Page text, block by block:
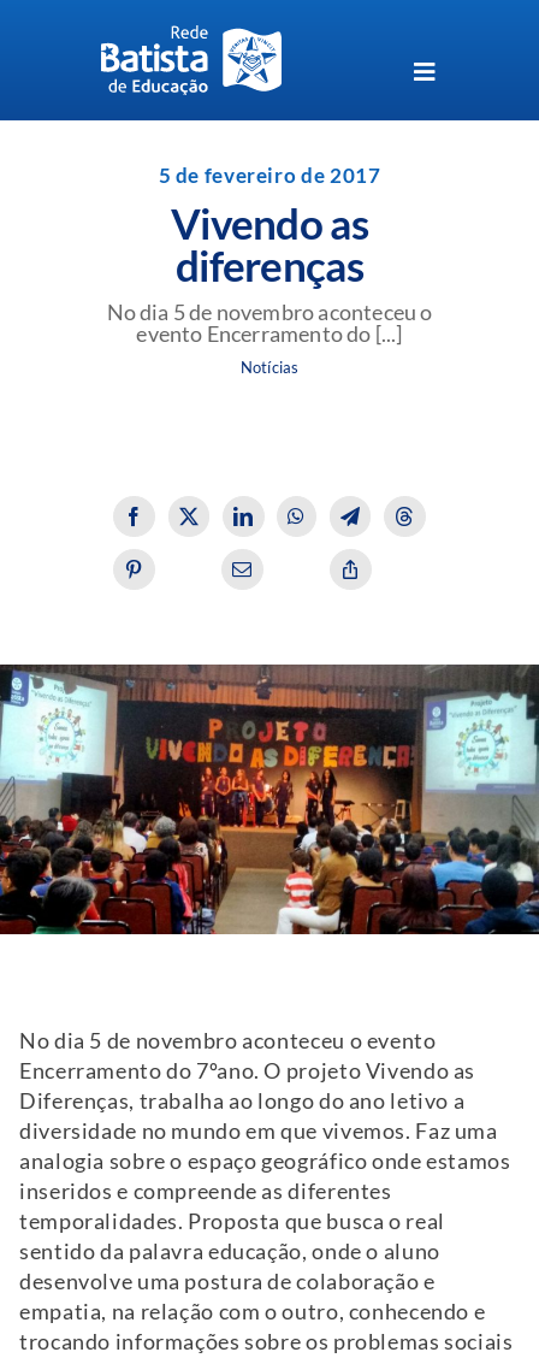
Toggle
Navigation
Perguntas Frequentes
5 de fevereiro de 2017
Vivendo as
diferenças
No dia 5 de novembro aconteceu o
evento Encerramento do [...]
Notícias
No dia 5 de novembro aconteceu o evento
Encerramento do 7ºano. O projeto Vivendo as
Diferenças, trabalha ao longo do ano letivo a
diversidade no mundo em que vivemos. Faz uma
analogia sobre o espaço geográfico onde estamos
inseridos e compreende as diferentes
temporalidades. Proposta que busca o real
sentido da palavra educação, onde o aluno
desenvolve uma postura de colaboração e
empatia, na relação com o outro, conhecendo e
trocando informações sobre os problemas sociais